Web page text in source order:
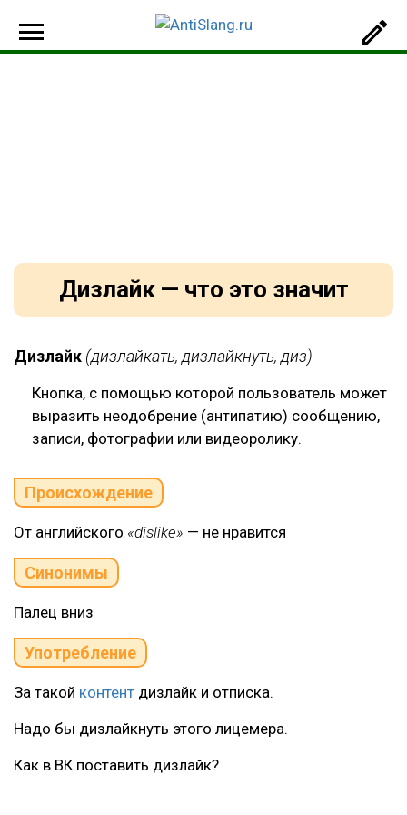
Дизлайк — что это значит
Дизлайк (дизлайкать, дизлайкнуть, диз)
Кнопка, с помощью которой пользователь может
выразить неодобрение (антипатию) сообщению,
записи, фотографии или видеоролику.
Происхождение
От английского «dislike» — не нравится
Синонимы
Палец вниз
Употребление
За такой контент дизлайк и отписка.
Надо бы дизлайкнуть этого лицемера.
Как в ВК поставить дизлайк?